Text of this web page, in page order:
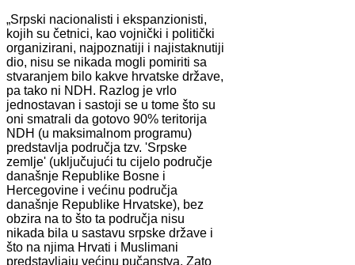
„Srpski nacionalisti i ekspanzionisti,
kojih su četnici, kao vojnički i politički
organizirani, najpoznatiji i najistaknutiji
dio, nisu se nikada mogli pomiriti sa
stvaranjem bilo kakve hrvatske države,
pa tako ni NDH. Razlog je vrlo
jednostavan i sastoji se u tome što su
oni smatrali da gotovo 90% teritorija
NDH (u maksimalnom programu)
predstavlja područja tzv. 'Srpske
zemlje' (uključujući tu cijelo područje
današnje Republike Bosne i
Hercegovine i većinu područja
današnje Republike Hrvatske), bez
obzira na to što ta područja nisu
nikada bila u sastavu srpske države i
što na njima Hrvati i Muslimani
predstavljaju većinu pučanstva. Zato